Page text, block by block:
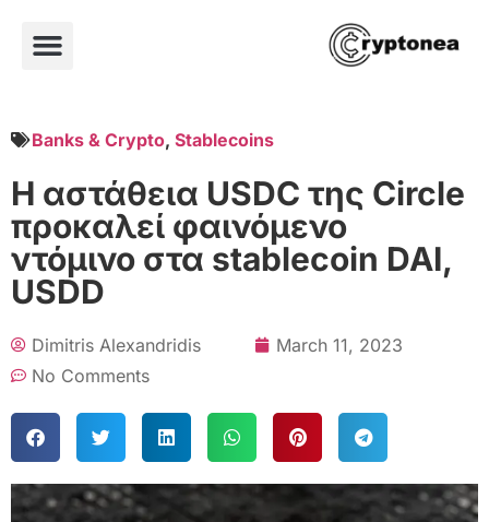
Banks & Crypto, Stablecoins
Η αστάθεια USDC της Circle
προκαλεί φαινόμενο
ντόμινο στα stablecoin DAI,
USDD
Dimitris Alexandridis
March 11, 2023
No Comments